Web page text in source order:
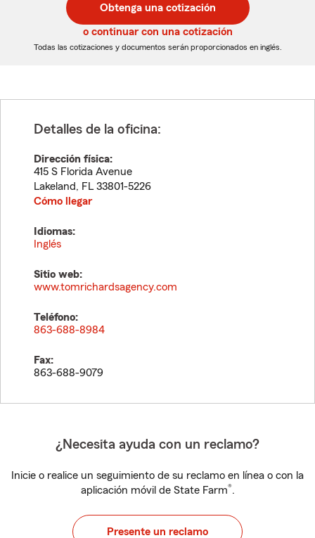
de
5
dígitos
de
5
dígitos
Obtenga una cotización
o continuar con una cotización
Todas las cotizaciones y documentos serán proporcionados en inglés.
Detalles de la oficina:
Dirección física:
415 S Florida Avenue
Lakeland, FL 33801-5226
Cómo llegar
Idiomas:
Inglés
Sitio web:
www.tomrichardsagency.com
Teléfono:
863-688-8984
Fax:
863-688-9079
¿Necesita ayuda con un reclamo?
Inicie o realice un seguimiento de su reclamo en línea o con la
aplicación móvil de State Farm®.
Presente un reclamo